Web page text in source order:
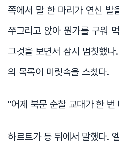
쪽에서 말 한 마리가 연신 발
쭈그리고 앉아 뭔가를 구워
그것을 보면서 잠시 멈칫했
의 목록이 머릿속을 스쳤다.
"어제 북문 순찰 교대가 한 번
하르트가 등 뒤에서 말했다.